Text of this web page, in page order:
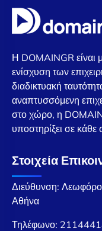
Η DOMAINGR είναι
ενίσχυση των
διαδικτυακή
αναπτυσσόμενη
στο χώρο, η
υποστηρίξει σε
Στοιχεία
Διεύθυνση:
Αθήνα
Τηλέφωνο: